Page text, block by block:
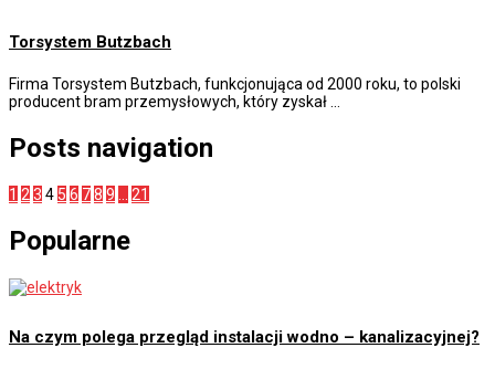
Torsystem Butzbach
Firma Torsystem Butzbach, funkcjonująca od 2000 roku, to polski
producent bram przemysłowych, który zyskał …
Posts navigation
1 23 4 5 6 78 9 … 21
Popularne
Na czym polega przegląd instalacji wodno – kanalizacyjnej?